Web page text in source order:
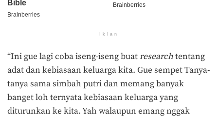
Iklan
“Ini gue lagi coba iseng-iseng buatresearchtentang
adat dan kebiasaan keluarga kita. Gue sempet Tanya-
tanya sama simbah putri dan memang banyak
banget loh ternyata kebiasaan keluarga yang
diturunkan ke kita. Yah walaupun emang nggak